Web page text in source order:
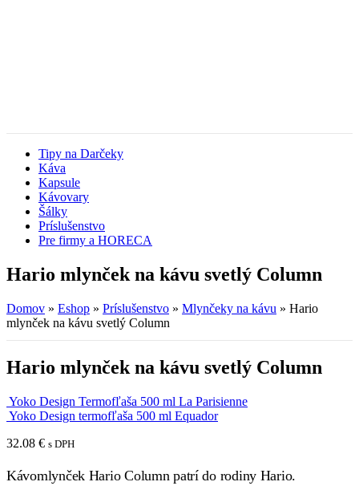
Tipy na Darčeky
Káva
Kapsule
Kávovary
Šálky
Príslušenstvo
Pre firmy a HORECA
Hario mlynček na kávu svetlý Column
Domov » Eshop » Príslušenstvo » Mlynčeky na kávu » Hario
mlynček na kávu svetlý Column
Hario mlynček na kávu svetlý Column
Yoko Design Termofľaša 500 ml La Parisienne
Yoko Design termofľaša 500 ml Equador
32.08 € s DPH
Kávomlynček Hario Column patrí do rodiny Hario.